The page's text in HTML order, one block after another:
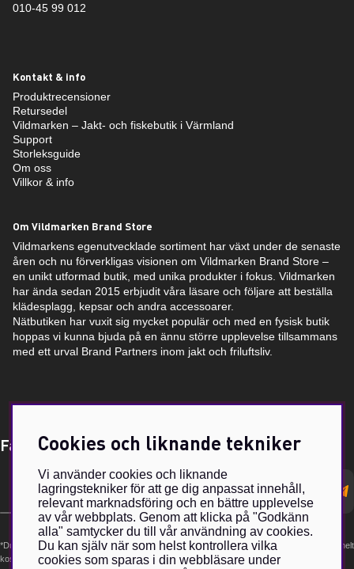
010-45 99 012
Kontakt & info
Produktrecensioner
Retursedel
Vildmarken – Jakt- och fiskebutik i Värmland
Support
Storleksguide
Om oss
Villkor & info
Om Vildmarken Brand Store
Vildmarkens egenutvecklade sortiment har växt under de senaste
åren och nu förverkligas visionen om Vildmarken Brand Store –
en unikt utformad butik, med unika produkter i fokus. Vildmarken
har ända sedan 2015 erbjudit våra läsare och följare att beställa
klädesplagg, kepsar och andra accessoarer.
Nätbutiken har vuxit sig mycket populär och med en fysisk butik
hoppas vi kunna bjuda på en ännu större upplevelse tillsammans
med ett urval Brand Partners inom jakt och friluftsliv.
Få Magasin Vildmarken direkt till din e-post!*
postadress
*Du kan även få erbjudanden och nyheter från samarbetspartners. Din prenumeration är helt
kostnadsfri och kan avslutas när som helst.
Cookies och liknande tekniker
Vi använder cookies och liknande
lagringstekniker för att ge dig anpassat innehåll,
relevant marknadsföring och en bättre upplevelse
av vår webbplats. Genom att klicka på "Godkänn
alla" samtycker du till vår användning av cookies.
Du kan själv när som helst kontrollera vilka
cookies som sparas i din webbläsare under